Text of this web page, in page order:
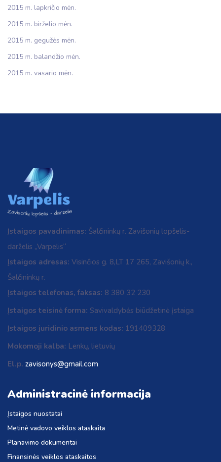
2015 m. lapkričio mėn.
2015 m. birželio mėn.
2015 m. gegužės mėn.
2015 m. balandžio mėn.
2015 m. vasario mėn.
Įstaigos pavadinimas: Šalčininkų r. Zavišonių lopšelis-
darželis „Varpelis“
Įstaigos adresas: Visinčios g. 8,LT 17 265, Zavišonių k.,
Šalčininkų r.
Įstaigos telefonas, faksas: 8 380 32 230
Įstaigos teisinė forma: Savivaldybės biūdžetinė įstaiga
Įstaigos juridinio asmens kodas: 191409328
Mokomoji kalba: Lenkų, lietuvių
El.p. zavisonys@gmail.com
Administracinė informacija
Įstaigos nuostatai
Metinė vadovo veiklos ataskaita
Planavimo dokumentai
Finansinės veiklos ataskaitos